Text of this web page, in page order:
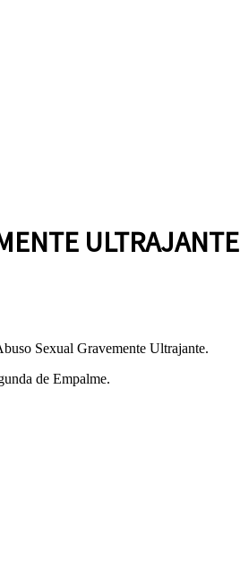
ULTRAJANTE
Sexual Gravemente Ultrajante.
de Empalme.